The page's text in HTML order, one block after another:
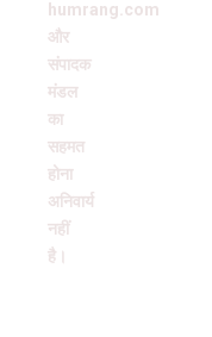
humrang.com
और
संपादक
मंडल
का
सहमत
होना
अनिवार्य
नहीं
है।